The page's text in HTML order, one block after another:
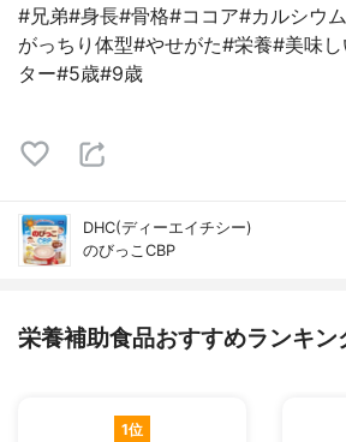
#兄弟#身長#骨格#ココア#カルシウ
がっちり体型#やせがた#栄養#美味
ター#5歳#9歳
DHC(ディーエイチシー)
のびっこCBP
栄養補助食品おすすめランキン
1位